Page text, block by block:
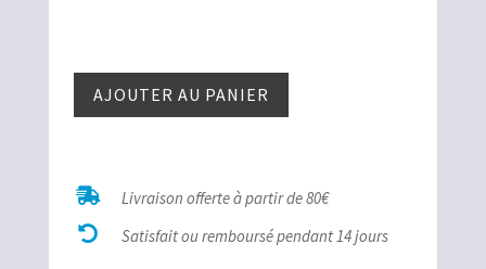
quantité
percé
frontal
AJOUTER AU PANIER
 Livraison offerte à partir de 80€
 Satisfait ou remboursé pendant 14 jours